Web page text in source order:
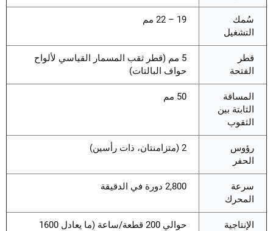
سُمك
التشغيل
الفتحة
5 مم (قطر ثقب المسمار القياسي لألواح
حواف البالتات)
المسافة
الثابتة بين
الثقوب
رؤوس
الحفر
سرعة
المحرك
2,800 دورة في الدقيقة
الإنتاجية
حوالي 200 قطعة/ساعة (ما يعادل 1600